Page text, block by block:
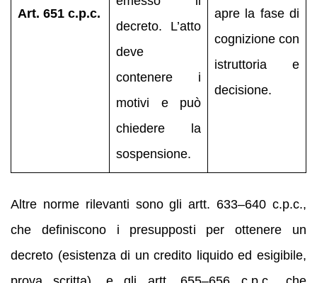
Art. 651 c.p.c.
decreto. L’atto
deve
contenere i
motivi e può
chiedere la
sospensione.
apre la fase di
cognizione con
istruttoria e
decisione.
Altre norme rilevanti sono gli artt. 633–640 c.p.c.,
che definiscono i presupposti per ottenere un
decreto (esistenza di un credito liquido ed esigibile,